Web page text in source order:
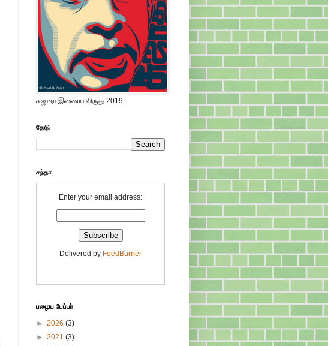
சுஜாதா இணைய விருது 2019
தேடு
சந்தா
Enter your email address:
Delivered by FeedBurner
பழைய பேப்பர்
► 2026 (3)
► 2021 (3)